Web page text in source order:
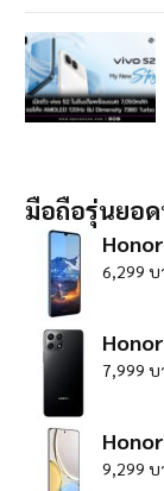
มือถือรุ่นยอ
6,299 บ
7,999 บ
9,299 บ